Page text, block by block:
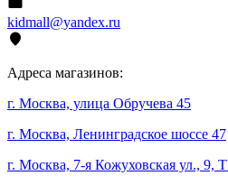
kidmall@yandex.ru
Адреса магазинов:
г. Москва, улица Обручева 45
г. Москва, Ленинградское шоссе 47
г. Москва, 7-я Кожуховская ул., 9,